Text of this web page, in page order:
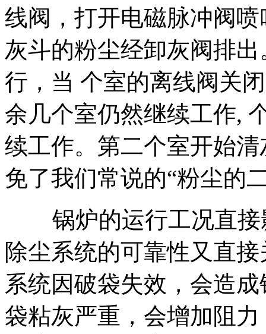
线阀，打开电磁脉冲阀
灰斗的粉尘经卸灰阀排出
行，当 个室的离线阀关
余几个室仍然继续工作,
续工作。第二个室开始
免了我们常说的“粉尘的
锅炉的运行工况直接
除尘系统的可靠性又直
系统因破袋失效，会造
袋粘灰严重，会增加阻